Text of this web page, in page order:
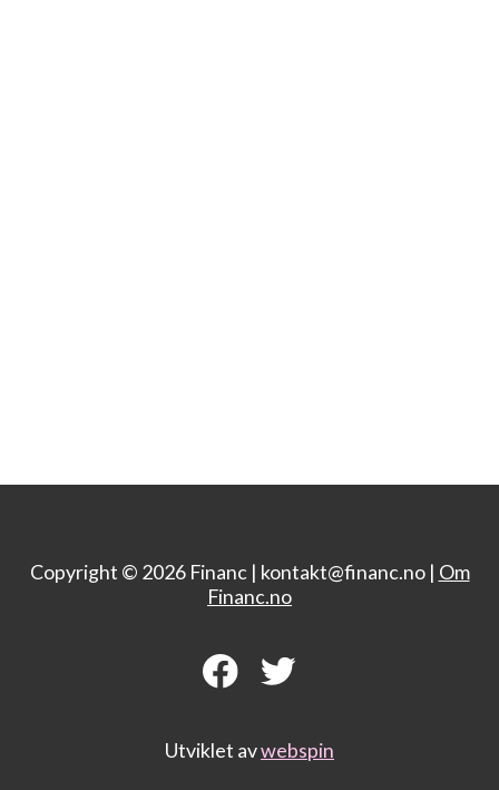
Copyright © 2026 Financ | kontakt@financ.no | Om
Financ.no
Utviklet avwebspin